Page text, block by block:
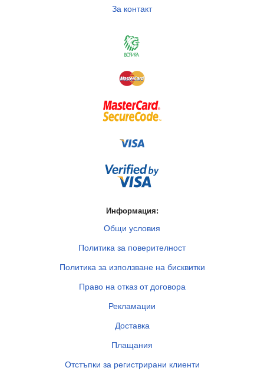
За контакт
Информация:
Общи условия
Политика за поверителност
Политика за използване на бисквитки
Право на отказ от договора
Рекламации
Доставка
Плащания
Отстъпки за регистрирани клиенти